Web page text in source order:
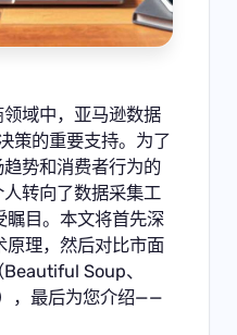
域中，亚马逊数据
策的重要支持。为了
势和消费者行为的
人转向了数据采集工
瞩目。本文将首先深
原理，然后对比市面
Beautiful Soup、
，最后为您介绍——